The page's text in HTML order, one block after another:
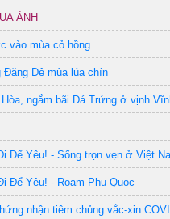
ẢNH
vào mùa cỏ hồng
Đăng Dê mùa lúa chín
ngắm bãi Đá Trứng ở vịnh
Để Yêu! - Sống trọn vẹn ở Việt
Để Yêu! - Roam Phu Quoc
nhận tiêm chủng vắc-xin